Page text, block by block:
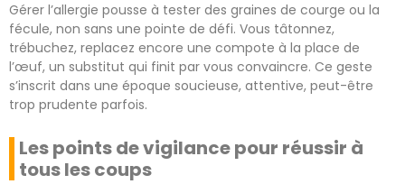
Gérer l’allergie pousse à tester des graines de courge ou la
fécule, non sans une pointe de défi. Vous tâtonnez,
trébuchez, replacez encore une compote à la place de
l’œuf, un substitut qui finit par vous convaincre. Ce geste
s’inscrit dans une époque soucieuse, attentive, peut-être
trop prudente parfois.
Les points de vigilance pour réussir à
tous les coups